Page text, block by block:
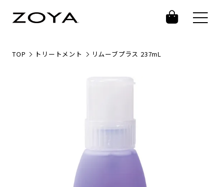
TOP トリートメント リムーブプラス 237mL